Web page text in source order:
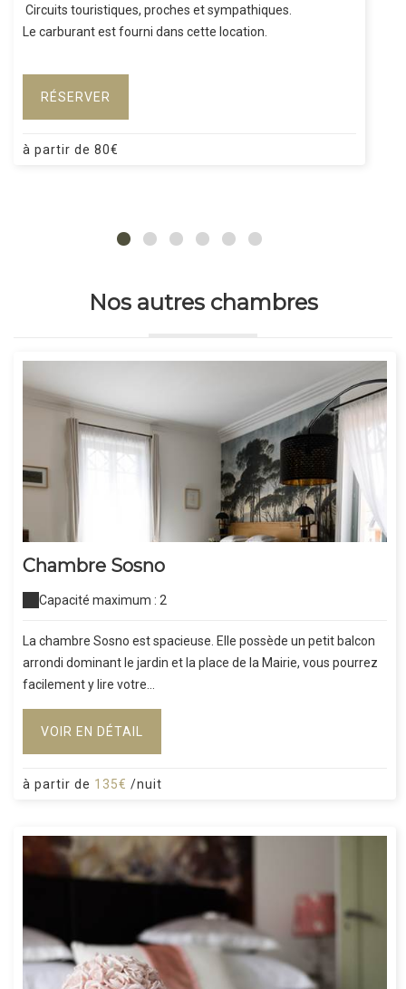
Circuits touristiques, proches et sympathiques.
Le carburant est fourni dans cette location.
RÉSERVER
à partir de 80€
Nos autres chambres
Chambre Sosno
Capacité maximum : 2
La chambre Sosno est spacieuse. Elle possède un petit balcon
arrondi dominant le jardin et la place de la Mairie, vous pourrez
facilement y lire votre...
VOIR EN DÉTAIL
à partir de 135€ /nuit